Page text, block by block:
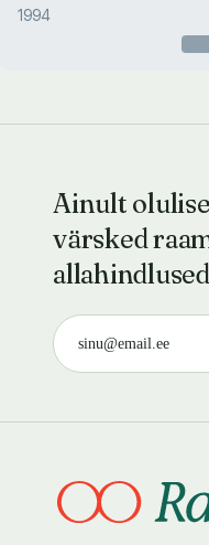
1994
Ainult
värsked